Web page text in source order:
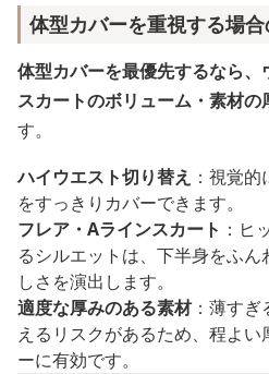
体型カバーを重視する場
体型カバーを最優先するなら、
スカートのボリューム・素材の
す。
ハイウエスト切り替え ：視覚
をすっきりカバーできます。
フレア・Aラインスカート ：ヒ
るシルエットは、下半身をふ
しさを演出します。
適度な厚みのある素材：薄すぎ
えるリスクがあるため、程よ
ーに有効です。